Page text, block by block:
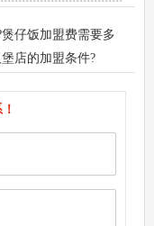
仔饭加盟费需要多
店的加盟条件?